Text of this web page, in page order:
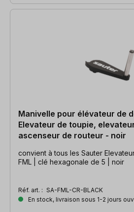
Manivelle pour élévateur de
Elevateur de toupie,
ascenseur de routeur - noir
convient à tous les Sauter
FML | clé hexagonale de 5 | noir
Réf. art. : SA-FML-CR-BLACK
En stock, livraison sous 1-2 jours